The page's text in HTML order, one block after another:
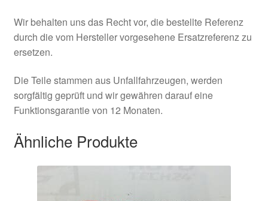
Wir behalten uns das Recht vor, die bestellte Referenz
durch die vom Hersteller vorgesehene Ersatzreferenz zu
ersetzen.
Die Teile stammen aus Unfallfahrzeugen, werden
sorgfältig geprüft und wir gewähren darauf eine
Funktionsgarantie von 12 Monaten.
Ähnliche Produkte